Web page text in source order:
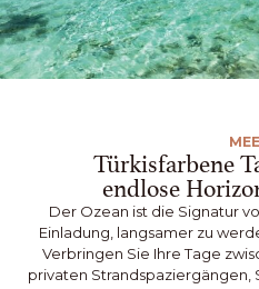
Türkisfarbene
endlose
Der Ozean ist die Signatur
Einladung, langsamer zu
Verbringen Sie Ihre Tage
privaten